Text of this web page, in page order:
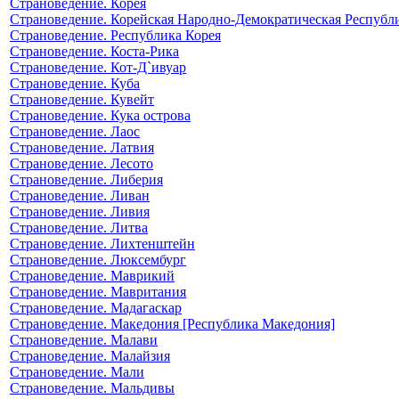
Страноведение. Корейская Народно-Демократическая
Страноведение. Республика Корея
Страноведение. Коста-Рика
Страноведение. Кот-Д`ивуар
Страноведение. Куба
Страноведение. Кувейт
Страноведение. Кука острова
Страноведение. Лаос
Страноведение. Латвия
Страноведение. Лесото
Страноведение. Либерия
Страноведение. Ливан
Страноведение. Ливия
Страноведение. Литва
Страноведение. Лихтенштейн
Страноведение. Люксембург
Страноведение. Маврикий
Страноведение. Мавритания
Страноведение. Мадагаскар
Страноведение. Македония [Республика Македония]
Страноведение. Малави
Страноведение. Малайзия
Страноведение. Мали
Страноведение. Мальдивы